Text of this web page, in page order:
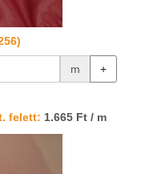
m +
felett: 1.665 Ft / m